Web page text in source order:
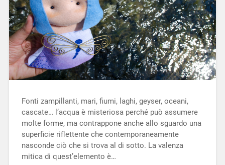
Fonti zampillanti, mari, fiumi, laghi, geyser, oceani,
cascate… l’acqua è misteriosa perché può assumere
molte forme, ma contrappone anche allo sguardo una
superficie riflettente che contemporaneamente
nasconde ciò che si trova al di sotto. La valenza
mitica di quest’elemento è…